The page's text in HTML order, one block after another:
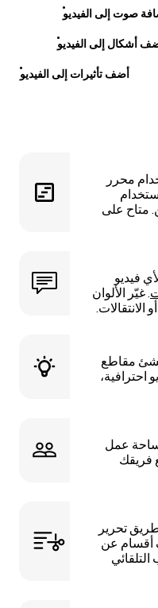
صوت إلى الفيديو
أشكال إلى الفيديو
أضف تأثيرات إلى الفيديو
محرر
متاح على
فيديو
. غيّر الألوان
مقاطع
عمل
فريقك
تحرير
أقسام عن